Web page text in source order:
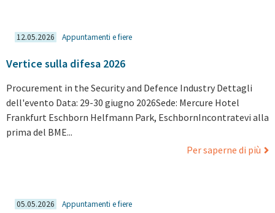
12.05.2026 Appuntamenti e fiere
Vertice sulla difesa 2026
Procurement in the Security and Defence Industry Dettagli
dell'evento Data: 29-30 giugno 2026Sede: Mercure Hotel
Frankfurt Eschborn Helfmann Park, EschbornIncontratevi alla
prima del BME...
Per saperne di più
05.05.2026 Appuntamenti e fiere